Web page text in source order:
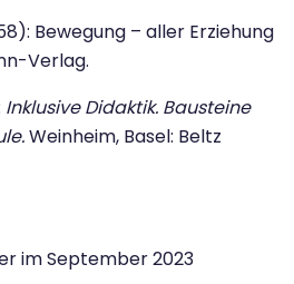
Bewegung – aller Erziehung
Verlag.
Inklusive Didaktik. Bausteine
Weinheim, Basel: Beltz
im September 2023